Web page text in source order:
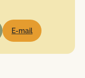
E-mail